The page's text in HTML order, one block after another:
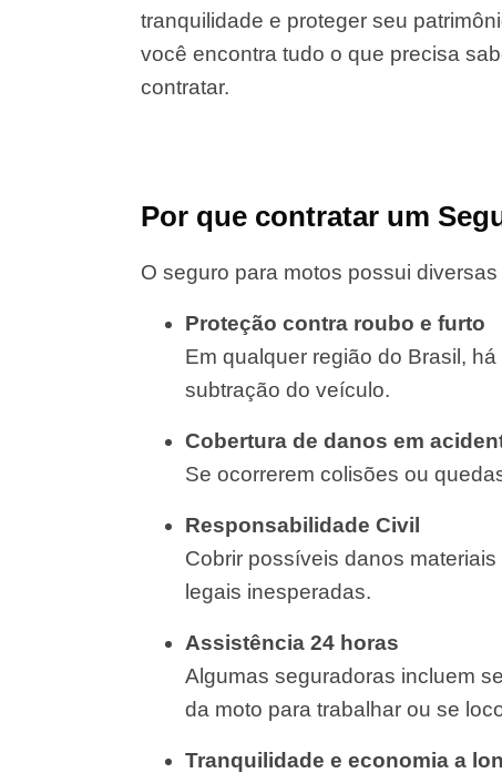
tranquilidade e proteger seu
você encontra tudo o que precisa
contratar.
Por que contratar um
O seguro para motos possui
Proteção contra roubo e furto
Em qualquer região do Brasil,
subtração do veículo.
Cobertura de danos em
Se ocorrerem colisões ou
Responsabilidade Civil
Cobrir possíveis danos
legais inesperadas.
Assistência 24 horas
Algumas seguradoras incluem
da moto para trabalhar ou se
Tranquilidade e economia a